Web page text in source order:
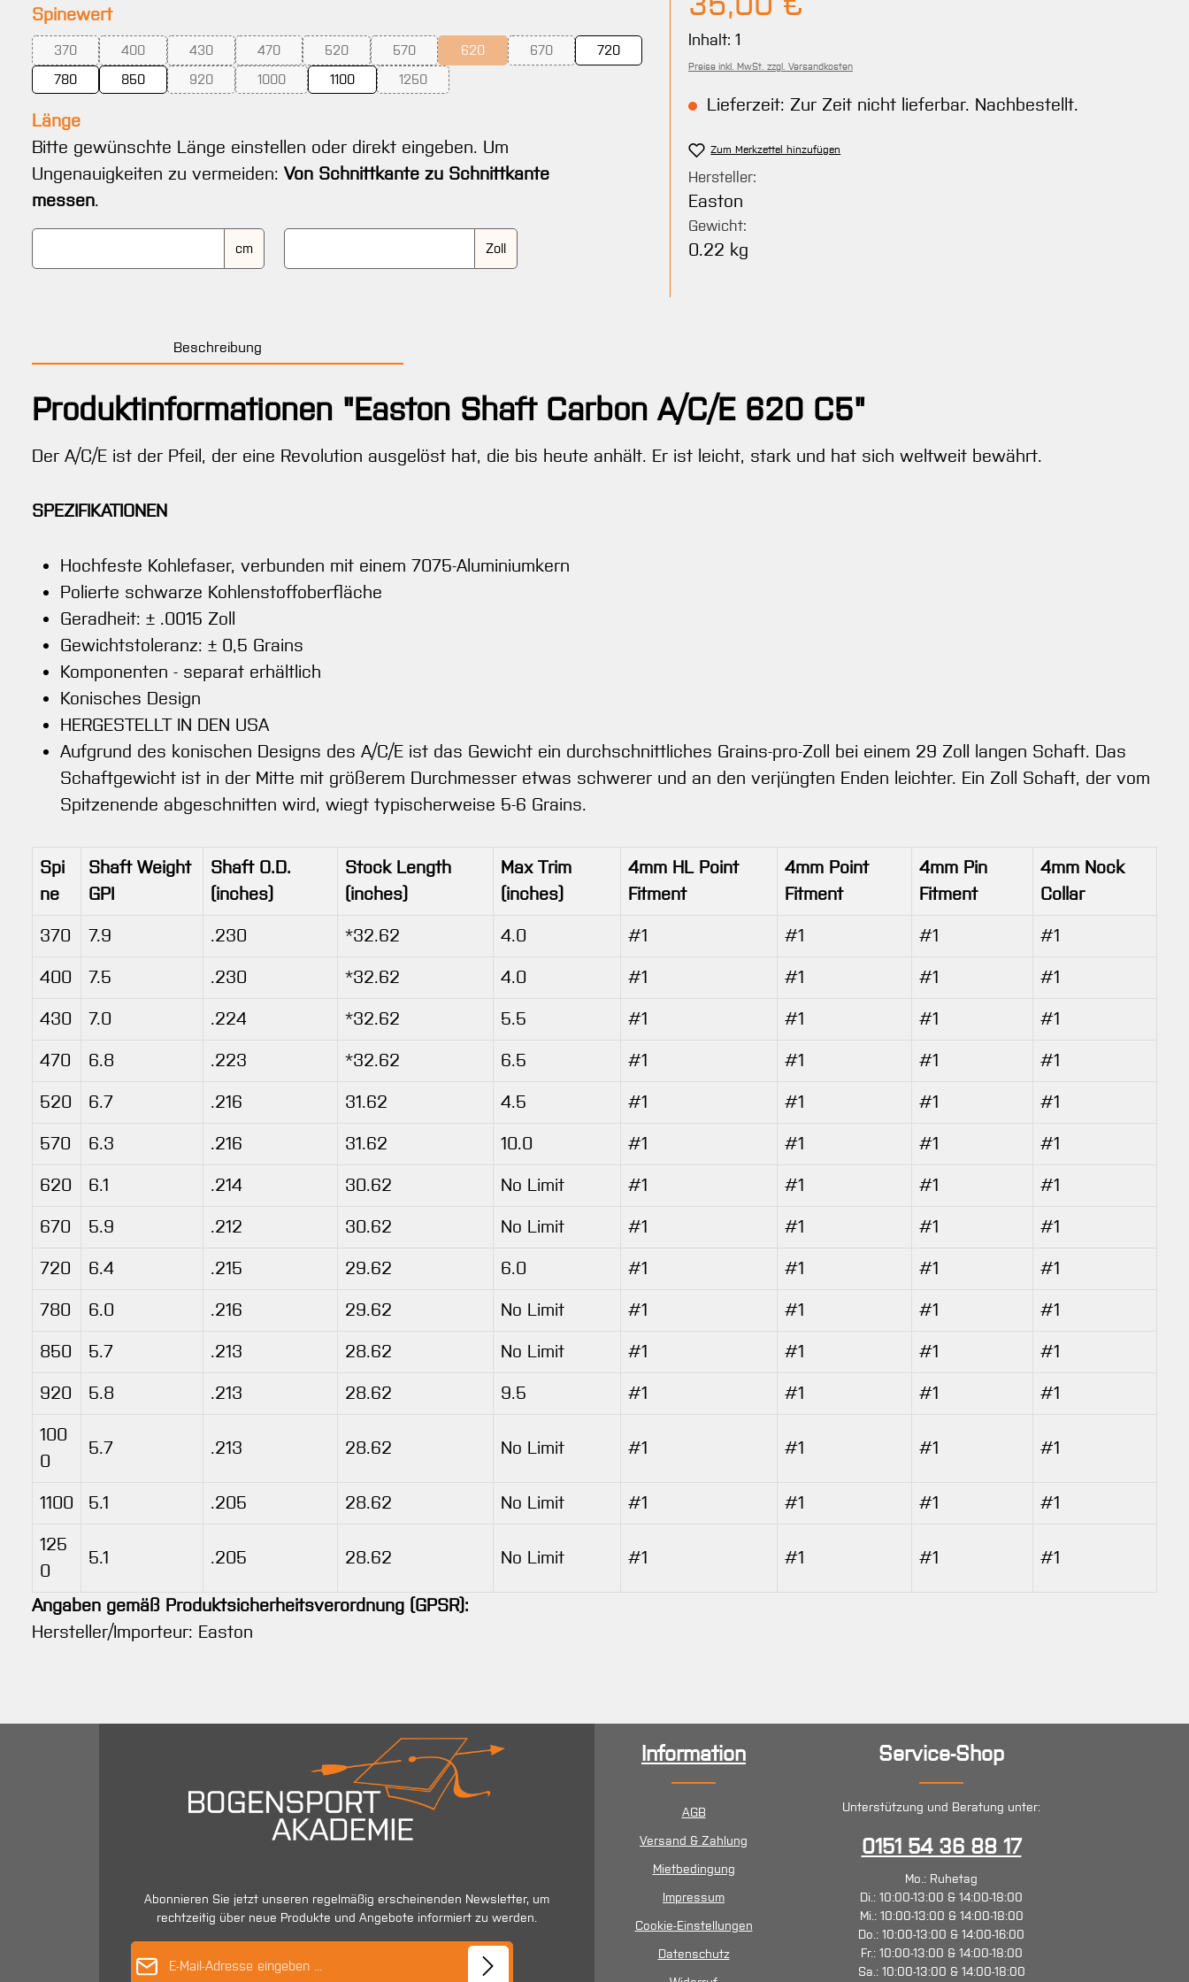
Spinewertauswählen
370
(Diese Option ist zurzeit nicht verfügbar.)
400
(Diese Option ist zurzeit nicht verfügbar.)
430
(Diese Option ist zurzeit nicht verfügbar.)
470
(Diese Option ist zurzeit nicht verfügbar.)
520
(Diese Option ist zurzeit nicht verfügbar.)
570
(Diese Option ist zurzeit nicht verfügbar.)
620
(Diese Option ist zurzeit nicht verfügbar.)
670
(Diese Option ist zurzeit nicht verfügbar.)
720
780
850 920
(Diese Option ist zurzeit nicht verfügbar.)
1000
(Diese Option ist zurzeit nicht verfügbar.)
1100 1250
(Diese Option ist zurzeit nicht verfügbar.)
Länge
Bitte gewünschte Länge einstellen oder direkt eingeben. Um
Ungenauigkeiten zu vermeiden: Von Schnittkante zu Schnittkante
messen.
cm Zoll
Inhalt: 1
Preise inkl. MwSt. zzgl. Versandkosten
Lieferzeit: Zur Zeit nicht lieferbar. Nachbestellt.
Zum Merkzettel hinzufügen
Hersteller:
Easton
Gewicht:
0.22 kg
Beschreibung
Produktinformationen "Easton Shaft Carbon A/C/E 620 C5"
Der A/C/E ist der Pfeil, der eine Revolution ausgelöst hat, die bis heute anhält. Er ist leicht, stark und hat sich weltweit bewährt.
SPEZIFIKATIONEN
Hochfeste Kohlefaser, verbunden mit einem 7075-Aluminiumkern
Polierte schwarze Kohlenstoffoberfläche
Geradheit: ± .0015 Zoll
Gewichtstoleranz: ± 0,5 Grains
Komponenten - separat erhältlich
Konisches Design
HERGESTELLT IN DEN USA
Aufgrund des konischen Designs des A/C/E ist das Gewicht ein durchschnittliches Grains-pro-Zoll bei einem 29 Zoll langen Schaft. Das
Schaftgewicht ist in der Mitte mit größerem Durchmesser etwas schwerer und an den verjüngten Enden leichter. Ein Zoll Schaft, der vom
Spitzenende abgeschnitten wird, wiegt typischerweise 5-6 Grains.
Spi
ne
Shaft Weight
GPI
Shaft O.D.
(inches)
Stock Length
(inches)
Max Trim
(inches)
4mm HL Point
Fitment
4mm Point
Fitment
4mm Pin
Fitment
4mm Nock
Collar
370
7.9 .230 *32.62 4.0 #1 #1 #1
#1
400
7.5 .230 *32.62 4.0 #1 #1 #1
#1
430
7.0 .224 *32.62 5.5 #1 #1 #1
#1
470
6.8 .223 *32.62 6.5 #1 #1 #1
#1
520
6.7 .216 31.62 4.5 #1 #1 #1
#1
570
6.3 .216 31.62 10.0 #1 #1 #1
#1
620
6.1 .214 30.62 No Limit #1 #1 #1
#1
670
5.9 .212 30.62 No Limit #1 #1 #1
#1
720
6.4 .215 29.62 6.0 #1 #1 #1
#1
780
6.0 .216 29.62 No Limit #1 #1 #1
#1
850
5.7 .213 28.62 No Limit #1 #1 #1
#1
920
5.8 .213 28.62 9.5 #1 #1 #1
#1
100
0
5.7 .213 28.62 No Limit #1 #1 #1 #1
1100 5.1 .205 28.62 No Limit #1 #1 #1
#1
125
0
5.1 .205 28.62 No Limit #1 #1 #1 #1
Angaben gemäß Produktsicherheitsverordnung (GPSR):
Hersteller/Importeur: Easton
Abonnieren Sie jetzt unseren regelmäßig erscheinenden Newsletter, um
rechtzeitig über neue Produkte und Angebote informiert zu werden.
Information
AGB
Versand & Zahlung
Mietbedingung
Impressum
Cookie-Einstellungen
Datenschutz
Service-Shop
Unterstützung und Beratung unter:
0151 54 36 88 17
Mo.: Ruhetag
Di.: 10:00-13:00 & 14:00-18:00
Mi.: 10:00-13:00 & 14:00-18:00
Do.: 10:00-13:00 & 14:00-16:00
Fr.: 10:00-13:00 & 14:00-18:00
Sa.: 10:00-13:00 & 14:00-18:00